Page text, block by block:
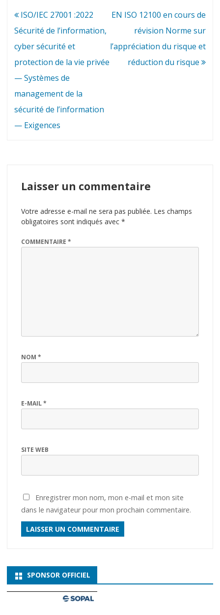
Navigation
de
l’article
ISO/IEC 27001 :2022
Sécurité de l’information,
cyber sécurité et
protection de la vie privée
— Systèmes de
management de la
sécurité de l’information
— Exigences
EN ISO 12100 en cours de
révision Norme sur
l’appréciation du risque et
réduction du risque
Laisser un commentaire
Votre adresse e-mail ne sera pas publiée. Les champs
obligatoires sont indiqués avec *
COMMENTAIRE *
NOM *
E-MAIL*
SITE WEB
Enregistrer mon nom, mon e-mail et mon site
dans le navigateur pour mon prochain commentaire.
SPONSOR OFFICIEL